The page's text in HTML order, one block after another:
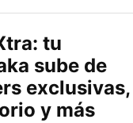
tu
sube de
exclusivas,
y más